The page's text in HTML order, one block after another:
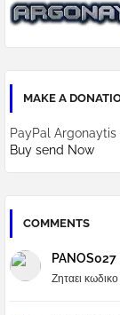
MAKE A
PayPal Argonaytis
Buy send Now
COMMENTS
PANOS027
Ζηταει